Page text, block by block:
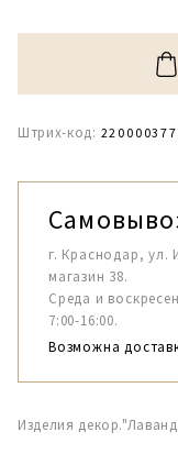
Штрих-код:
г. Краснодар, ул.
магазин 38.
Среда и
7:00-16:00.
Возможна
Изделия